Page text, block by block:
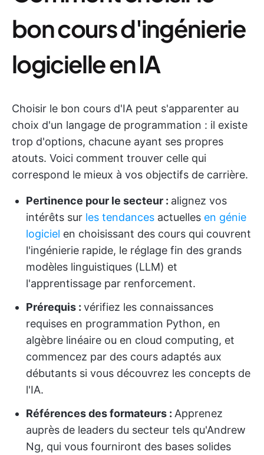
bon cours d'ingénierie
logicielle en IA
Choisir le bon cours d'IA peut s'apparenter au
choix d'un langage de programmation : il existe
trop d'options, chacune ayant ses propres
atouts. Voici comment trouver celle qui
correspond le mieux à vos objectifs de carrière.
Pertinence pour le secteur : alignez vos
intérêts sur les tendances actuelles en génie
logiciel en choisissant des cours qui couvrent
l'ingénierie rapide, le réglage fin des grands
modèles linguistiques (LLM) et
l'apprentissage par renforcement.
Prérequis : vérifiez les connaissances
requises en programmation Python, en
algèbre linéaire ou en cloud computing, et
commencez par des cours adaptés aux
débutants si vous découvrez les concepts de
l'IA.
Références des formateurs : Apprenez
auprès de leaders du secteur tels qu'Andrew
Ng, qui vous fourniront des bases solides